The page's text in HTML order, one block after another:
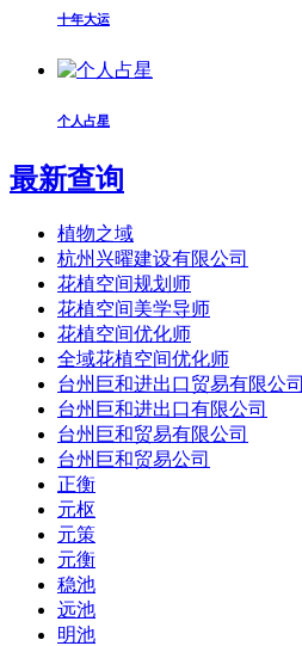
十年大运
个人占星
最新查询
植物之域
杭州兴曜建设有限公司
花植空间规划师
花植空间美学导师
花植空间优化师
全域花植空间优化师
台州巨和进出口贸易有限公司
台州巨和进出口有限公司
台州巨和贸易有限公司
台州巨和贸易公司
正衡
元枢
元策
元衡
稳池
远池
明池